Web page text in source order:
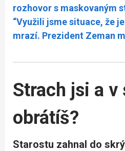
rozhovor s maskovaným
“Využili jsme situace, že
mrazí. Prezident Zeman
Strach jsi a v
obrátíš?
Starostu zahnal do